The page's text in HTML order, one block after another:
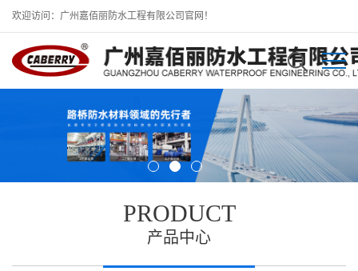
欢迎访问：广州嘉佰丽防水工程有限公司官网！
PRODUCT
产品中心